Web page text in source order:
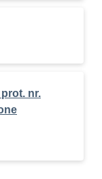
nr.